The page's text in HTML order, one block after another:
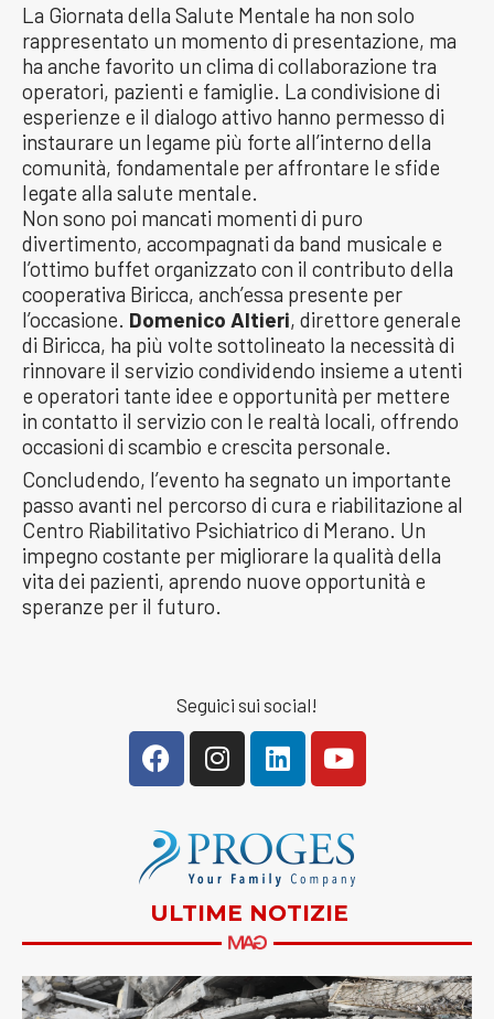
La Giornata della Salute Mentale ha non solo
rappresentato un momento di presentazione, ma
ha anche favorito un clima di collaborazione tra
operatori, pazienti e famiglie. La condivisione di
esperienze e il dialogo attivo hanno permesso di
instaurare un legame più forte all’interno della
comunità, fondamentale per affrontare le sfide
legate alla salute mentale.
Non sono poi mancati momenti di puro
divertimento, accompagnati da band musicale e
l’ottimo buffet organizzato con il contributo della
cooperativa Biricca, anch’essa presente per
l’occasione. Domenico Altieri, direttore generale
di Biricca, ha più volte sottolineato la necessità di
rinnovare il servizio condividendo insieme a utenti
e operatori tante idee e opportunità per mettere
in contatto il servizio con le realtà locali, offrendo
occasioni di scambio e crescita personale.
Concludendo, l’evento ha segnato un importante
passo avanti nel percorso di cura e riabilitazione al
Centro Riabilitativo Psichiatrico di Merano. Un
impegno costante per migliorare la qualità della
vita dei pazienti, aprendo nuove opportunità e
speranze per il futuro.
Seguici sui social!
ULTIME NOTIZIE